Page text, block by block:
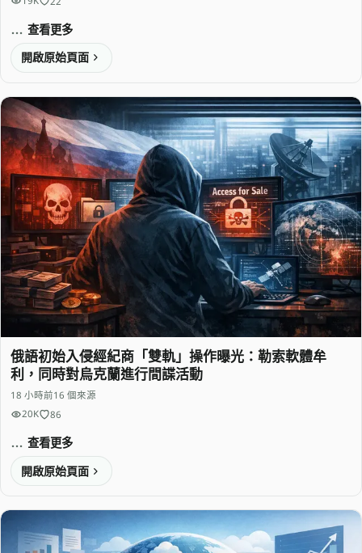
查看更多
開啟原始頁面
俄語初始入侵經紀商「雙軌」操作曝光：勒索軟體牟
利，同時對烏克蘭進行間諜活動
18 小時前16 個來源
20K
86
查看更多
開啟原始頁面